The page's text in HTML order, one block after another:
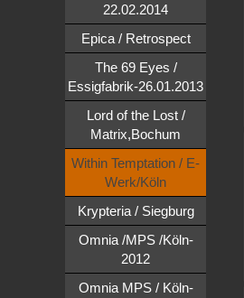
22.02.2014
Epica / Retrospect
The 69 Eyes /
Essigfabrik-26.01.2013
Lord of the Lost /
Matrix,Bochum
Within Temptation / E-
Werk/Köln
Krypteria / Siegburg
Omnia /MPS /Köln-
2012
Omnia MPS / Köln-